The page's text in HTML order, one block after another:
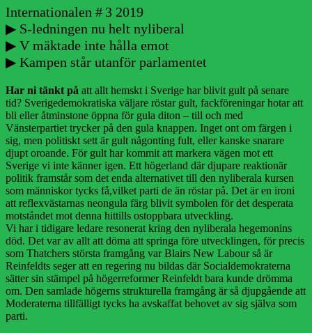
Internationalen # 3 2019
▶ S-ledningen nu helt nyliberal
▶ V mäktade inte hålla emot
▶ Kampen står utanför parlamentet
Har ni tänkt på att allt hemskt i Sverige har blivit gult på senare
tid? Sverigedemokratiska väljare röstar gult, fackföreningar hotar att
bli eller åtminstone öppna för gula diton – till och med
Vänsterpartiet trycker på den gula knappen. Inget ont om färgen i
sig, men politiskt sett är gult någonting fult, eller kanske snarare
djupt oroande. För gult har kommit att markera vägen mot ett
Sverige vi inte känner igen. Ett högerland där djupare reaktionär
politik framstår som det enda alternativet till den nyliberala kursen
som människor tycks få,vilket parti de än röstar på. Det är en ironi
att reflexvästarnas neongula färg blivit symbolen för det desperata
motståndet mot denna hittills ostoppbara utveckling.
Vi har i tidigare ledare resonerat kring den nyliberala hegemonins
död. Det var av allt att döma att springa före utvecklingen, för precis
som Thatchers största framgång var Blairs New Labour så är
Reinfeldts seger att en regering nu bildas där Socialdemokraterna
sätter sin stämpel på högerreformer Reinfeldt bara kunde drömma
om. Den samlade högerns strukturella framgång är så djupgående att
Moderaterna tillfälligt tycks ha avskaffat behovet av sig själva som
parti.